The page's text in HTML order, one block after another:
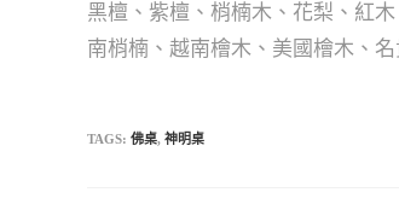
黑檀、紫檀、梢楠木、花梨、紅
南梢楠、越南檜木、美國檜木、
TAGS: 佛桌, 神明桌